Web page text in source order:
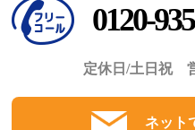
0120-
定休日/土日祝
ネット